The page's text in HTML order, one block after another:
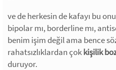
ve de herkesin de kafayı bu
bipolar mı, borderline mı,
benim işim değil ama bence
rahatsızlıklardan çokkişilik
duruyor.